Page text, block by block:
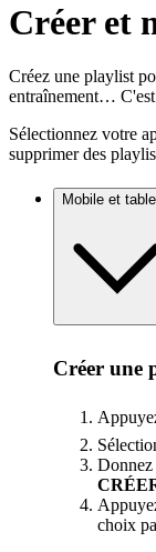
Créer et
Créez une playlist
entraînement…
Sélectionnez votre
supprimer des
Mobile et
Créer une
Donnez
choix